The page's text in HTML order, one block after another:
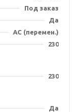
Под заказ
Да
AC (перемен.)
230
230
Да